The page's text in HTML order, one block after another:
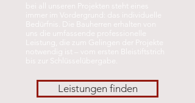
bei all unseren Projekten steht eines
immer im Vordergrund: das individuelle
Bedürfnis. Die Bauherren erhalten von
uns die umfassende professionelle
Leistung, die zum Gelingen der Projekte
notwendig ist – vom ersten Bleistiftstrich
bis zur Schlüsselübergabe.
Leistungen finden